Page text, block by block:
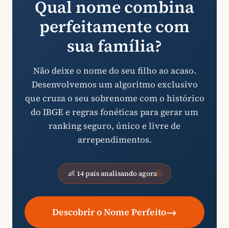
Qual nome combina
perfeitamente com
sua família?
Não deixe o nome do seu filho ao acaso.
Desenvolvemos um algoritmo exclusivo
que cruza o seu sobrenome com o histórico
do IBGE e regras fonéticas para gerar um
ranking seguro, único e livre de
arrependimentos.
👶 14 pais analisando agora
Descobrir o Nome Perfeito→